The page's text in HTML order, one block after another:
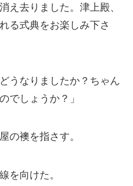
え去りました。津上殿、
る式典をお楽しみ下さ
うなりましたか？ちゃん
でしょうか？」
の襖を指さす。
を向けた。